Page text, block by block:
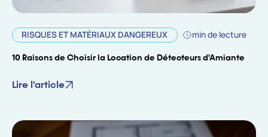
RISQUES ET MATÉRIAUX DANGEREUX min de lecture
10 Raisons de Choisir la Location de Détecteurs d'Amiante
Lire l'article